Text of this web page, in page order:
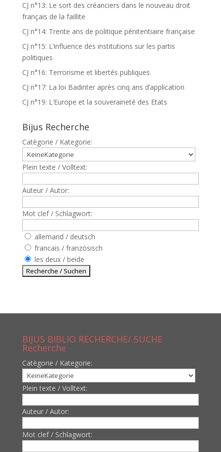
CJ n°13: Le sort des créanciers dans le nouveau droit
français de la faillite
CJ n°14: Trente ans de politique pénitentiaire française
CJ n°15: L’influence des institutions sur les partis
politiques
CJ n°16: Terrorisme et libertés publiques
CJ n°17: La loi Badinter après cinq ans d’application
CJ n°19: L’Europe et la souveraineté des Etats
Bijus Recherche
Catègorie / Kategorie:
Plein texte / Volltext:
Auteur / Autor:
Mot clef / Schlagwort:
allemand / deutsch
francais / französisch
les deux / beide
BIJUS BIBLIO RECHERCHE/ SUCHE
Recherche
Catègorie / Kategorie:
Plein texte / Volltext:
Auteur / Autor:
Mot clef / Schlagwort: